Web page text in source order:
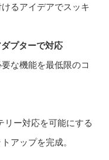
るアイデアでスッキ
プターで対応
な機能を最低限のコ
ー対応を可能にする
アップを完成。